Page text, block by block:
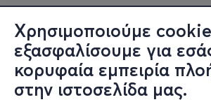
Χρησιμοποιούμε
εξασφαλίσουμε για
κορυφαία εμπειρία
στην ιστοσελίδα μας.